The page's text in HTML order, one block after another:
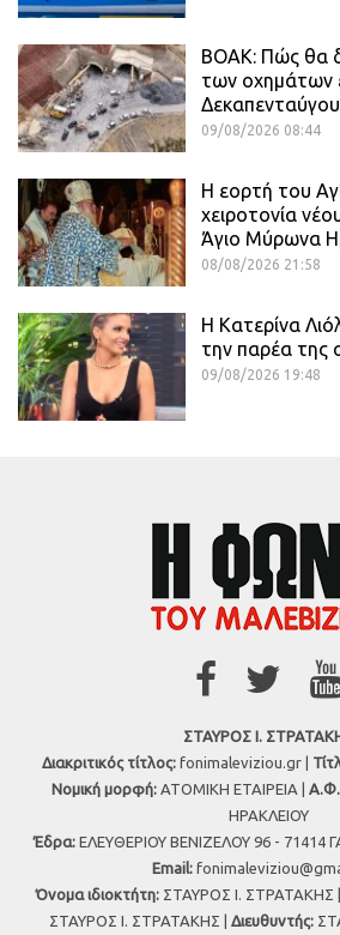
ΒΟΑΚ: Πώς θα
των οχημάτων
09/08/2026 08:44
Η εορτή του
χειροτονία
Άγιο Μύρωνα
08/08/2026 21:58
Η Κατερίνα
την παρέα της
09/08/2026 19:48
ΣΤΑΥΡΟΣ Ι.
Διακριτικός τίτλος:fonimaleviziou.gr |
Νομική μορφή: ΑΤΟΜΙΚΗ ΕΤΑΙΡΕΙΑ |
ΗΡΑΚΛΕΙΟΥ
Έδρα: ΕΛΕΥΘΕΡΙΟΥ ΒΕΝΙΖΕΛΟΥ 96 - 71414
Εmail:
Όνομα ιδιοκτήτη: ΣΤΑΥΡΟΣ Ι. ΣΤΡΑΤΑΚΗΣ |
ΣΤΑΥΡΟΣ Ι. ΣΤΡΑΤΑΚΗΣ | Διευθυντής: